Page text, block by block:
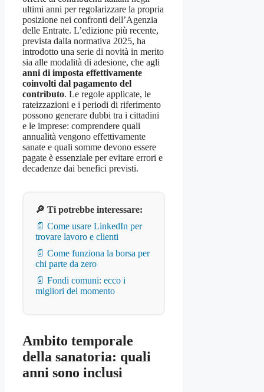
ultimi anni per regolarizzare la propria
posizione nei confronti dell’Agenzia
delle Entrate. L’edizione più recente,
prevista dalla normativa 2025, ha
introdotto una serie di novità in merito
sia alle modalità di adesione, che agli
anni di imposta effettivamente
coinvolti dal pagamento del
contributo. Le regole applicate, le
rateizzazioni e i periodi di riferimento
possono generare dubbi tra i cittadini
e le imprese: comprendere quali
annualità vengono effettivamente
sanate e quali somme devono essere
pagate è essenziale per evitare errori e
decadenze dai benefici previsti.
🔎 Ti potrebbe interessare:
📄 Come usare LinkedIn per
trovare lavoro e clienti
📄 Come funziona la borsa per
chi parte da zero
📄 Fondi comuni: ecco i
migliori del momento
Ambito temporale
della sanatoria: quali
anni sono inclusi